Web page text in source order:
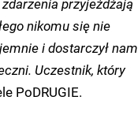
nikomu się nie
i dostarczył nam
Uczestnik, który
PoDRUGIE.